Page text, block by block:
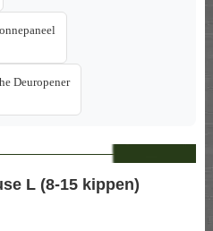
Deuropener
L (8-15 kippen)